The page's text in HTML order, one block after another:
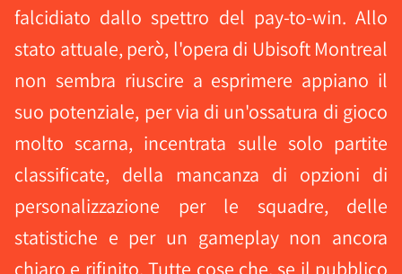
falcidiato dallo spettro del pay-to-win. Allo
stato attuale, però, l'opera di Ubisoft Montreal
non sembra riuscire a esprimere appiano il
suo potenziale, per via di un'ossatura di gioco
molto scarna, incentrata sulle solo partite
classificate, della mancanza di opzioni di
personalizzazione per le squadre, delle
statistiche e per un gameplay non ancora
chiaro e rifinito. Tutte cose che, se il pubblico